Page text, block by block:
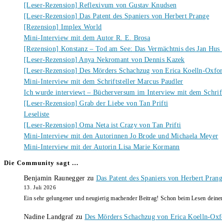
[Leser-Rezension] Reflexivum von Gustav Knudsen
[Leser-Rezension] Das Patent des Spaniers von Herbert Prange
[Rezension] Implex World
Mini-Interview mit dem Autor R. E. Brosa
[Rezension] Konstanz – Tod am See: Das Vermächtnis des Jan
[Leser-Rezension] Anya Nekromant von Dennis Kazek
[Leser-Rezension] Des Mörders Schachzug von Erica Koelln-
Mini-Interview mit dem Schriftsteller Marcus Paudler
Ich wurde interviewt – Bücherversum im Interview mit dem
[Leser-Rezension] Grab der Liebe von Tan Prifti
Leseliste
[Leser-Rezension] Oma Neta ist Crazy von Tan Prifti
Mini-Interview mit den Autorinnen Jo Brode und Michaela Meyer
Mini-Interview mit der Autorin Lisa Marie Kormann
Die Community sagt …
Benjamin Raunegger zu Das Patent des Spaniers von Herbert
13. Juli 2026
Ein sehr gelungener und neugierig machender Beitrag! Schon beim Lesen
Nadine Landgraf zu Des Mörders Schachzug von Erica Koelln-